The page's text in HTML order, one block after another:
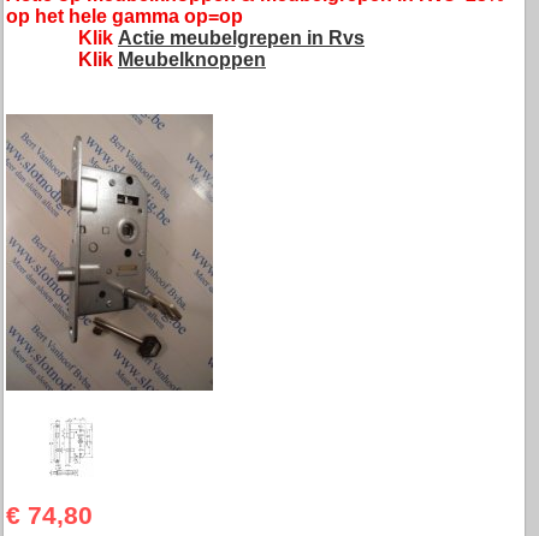
op het hele gamma op=op
Klik Actie meubelgrepen in Rvs
Klik Meubelknoppen
€ 74,80